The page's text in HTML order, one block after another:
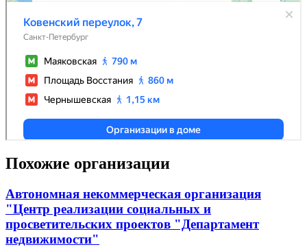
Похожие организации
Автономная некоммерческая организация
"Центр реализации социальных и
просветительских проектов "Департамент
недвижимости"